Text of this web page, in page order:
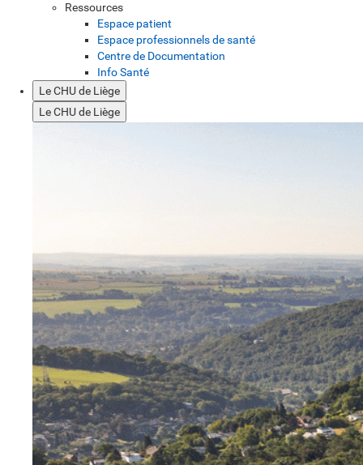
Ressources
Espace patient
Espace professionnels de santé
Centre de Documentation
Info Santé
Le CHU de Liège
Le CHU de Liège